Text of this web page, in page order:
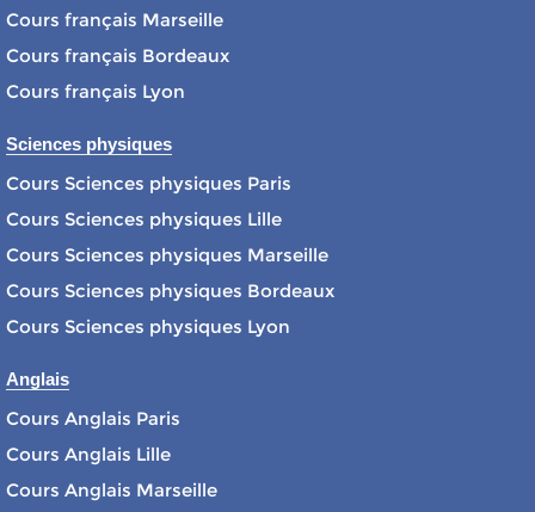
Cours français Marseille
Cours français Bordeaux
Cours français Lyon
Sciences physiques
Cours Sciences physiques Paris
Cours Sciences physiques Lille
Cours Sciences physiques Marseille
Cours Sciences physiques Bordeaux
Cours Sciences physiques Lyon
Anglais
Cours Anglais Paris
Cours Anglais Lille
Cours Anglais Marseille